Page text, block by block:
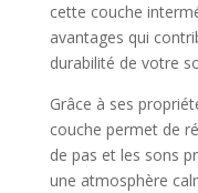
cette couche
avantages qui
durabilité de votre
Grâce à ses
couche permet de
de pas et les sons
une atmosphère